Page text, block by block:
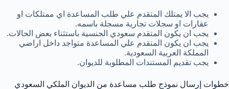
يجب الا يمتلك المتقدم علي طلب المساعدة اي ممتلكات او
عقارات او سجلات تجارية مسجلة باسمه.
يجب ان يكون المتقدم سعودي الجنسية باستثناء بعض الحالات.
يجب ان يكون المتقدم علي المساعدة متواجد داخل اراضي
المملكة العربية السعودية.
يجب تقديم المستندات المطلوبة للديوان.
خطوات إرسال نموذج طلب مساعدة من الديوان الملكي السعودي